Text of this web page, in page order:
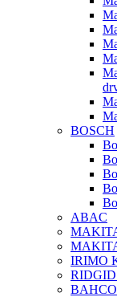
BOSCH
ABAC
IRIMO
RIDGID